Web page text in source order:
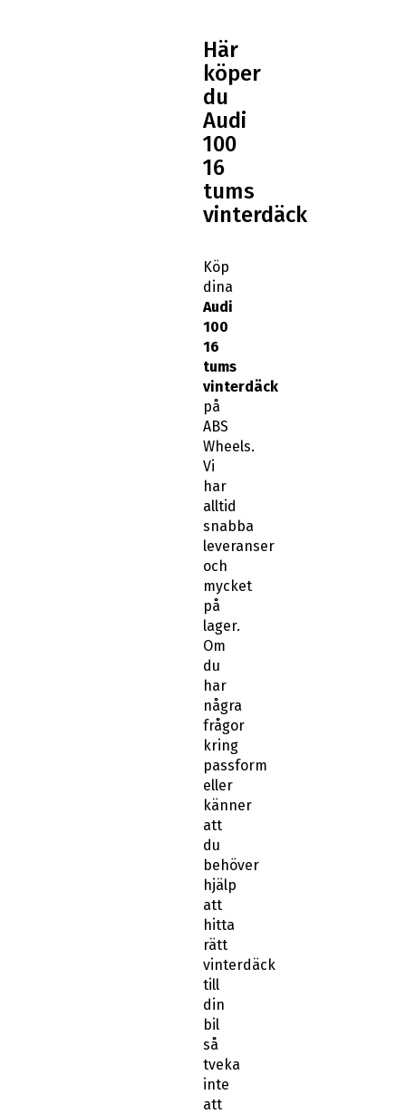
Här
köper
du
Audi
100
16
tums
vinterdäck
Köp
dina
Audi
100
16
tums
vinterdäck
på
ABS
Wheels.
Vi
har
alltid
snabba
leveranser
och
mycket
på
lager.
Om
du
har
några
frågor
kring
passform
eller
känner
att
du
behöver
hjälp
att
hitta
rätt
vinterdäck
till
din
bil
så
tveka
inte
att